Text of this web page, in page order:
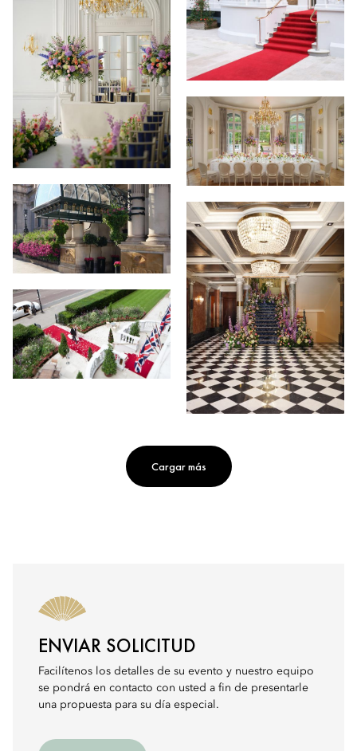
Cargar más
ENVIAR SOLICITUD
Facilítenos los detalles de su evento y nuestro equipo
se pondrá en contacto con usted a fin de presentarle
una propuesta para su día especial.